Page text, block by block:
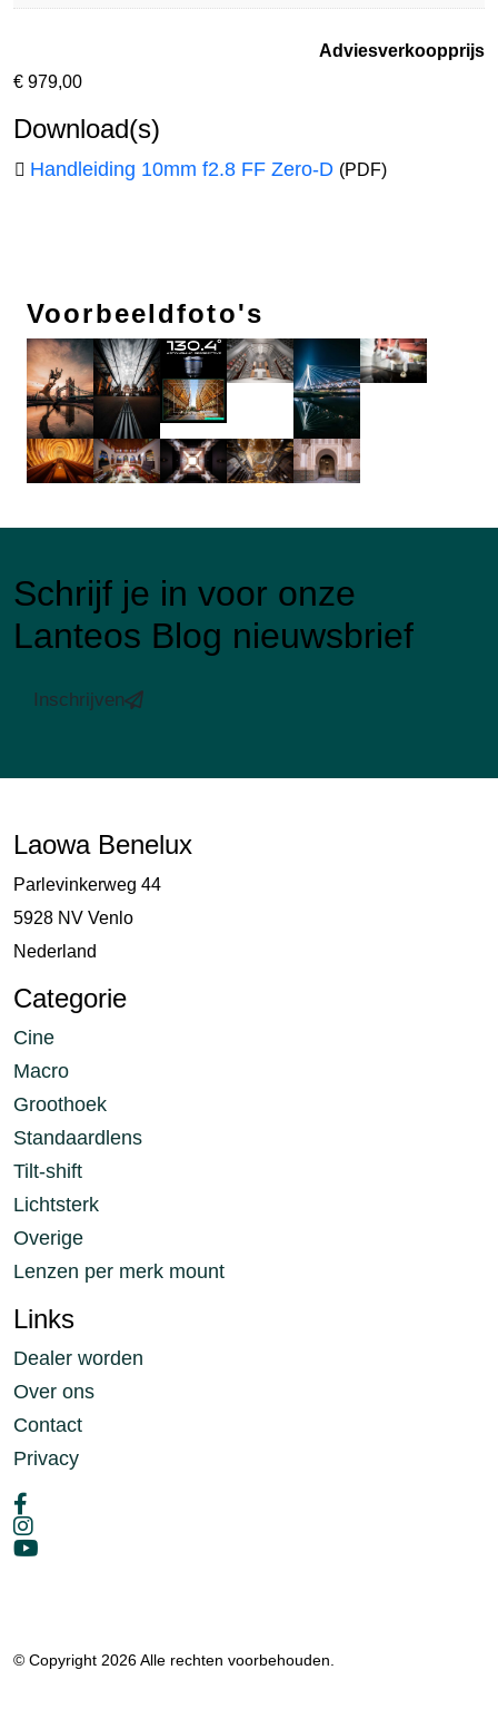
Adviesverkoopprijs
€ 979,00
Download(s)
Handleiding 10mm f2.8 FF Zero-D (PDF)
Voorbeeldfoto's
Schrijf je in voor onze
Lanteos Blog nieuwsbrief
Inschrijven
Laowa Benelux
Parlevinkerweg 44
5928 NV Venlo
Nederland
Categorie
Cine
Macro
Groothoek
Standaardlens
Tilt-shift
Lichtsterk
Overige
Lenzen per merk mount
Links
Dealer worden
Over ons
Contact
Privacy
© Copyright 2026 Alle rechten voorbehouden.